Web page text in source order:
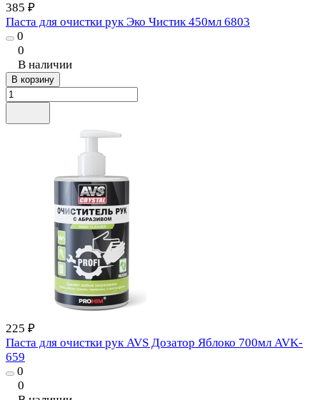
385 ₽
Паста для очистки рук Эко Чистик 450мл 6803
0
0
В наличии
В корзину
225 ₽
Паста для очистки рук AVS Дозатор Яблоко 700мл AVK-
659
0
0